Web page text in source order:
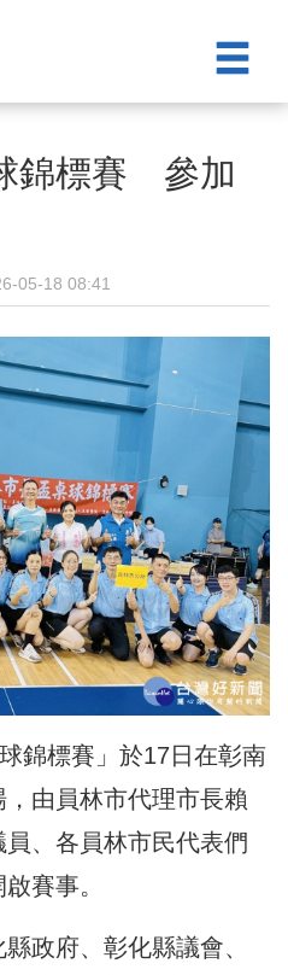
錦標賽 參加
05-18 08:41
錦標賽」於17日在彰南
由員林市代理市長賴
、各員林市民代表們
賽事。
政府、彰化縣議會、